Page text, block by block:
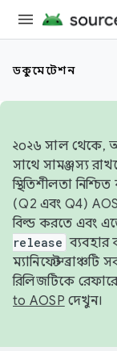
ডকুমেন্টেশন
২০২৬ সাল থেকে,
সাথে সামঞ্জস্য
স্থিতিশীলতা
(Q2 এবং Q4)
বিল্ড করতে এবং
release ব্যবহার
ম্যানিফেস্ট
রিলিজটিকে
to AOSP দেখুন।